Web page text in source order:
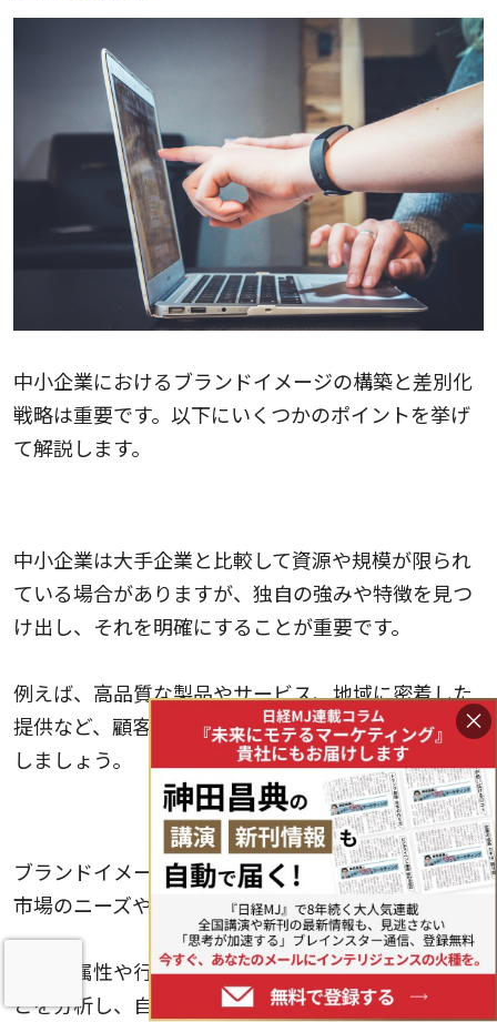
中小企業におけるブランドイメージの構築と差別化
戦略は重要です。以下にいくつかのポイントを挙げ
て解説します。
中小企業は大手企業と比較して資源や規模が限られ
ている場合がありますが、独自の強みや特徴を見つ
け出し、それを明確にすることが重要です。
例えば、高品質な製品やサービス、地域に密着した
提供など、顧客にとっての価値を提供する点を強調
しましょう。
ターゲット市場を把握する
ブランドイメージを構築するためには、ターゲット
市場のニーズや要求を理解することが重要です。
顧客の属性や行動パターン、競合他社との差異点な
どを分析し、自社のブランドをどのように位置づけ
×